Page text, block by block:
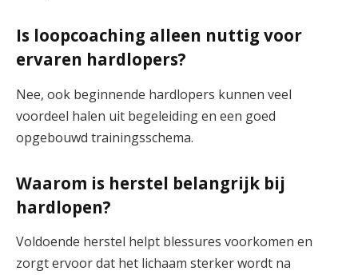
Is loopcoaching alleen nuttig voor
ervaren hardlopers?
Nee, ook beginnende hardlopers kunnen veel
voordeel halen uit begeleiding en een goed
opgebouwd trainingsschema.
Waarom is herstel belangrijk bij
hardlopen?
Voldoende herstel helpt blessures voorkomen en
zorgt ervoor dat het lichaam sterker wordt na